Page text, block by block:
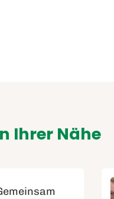
Ihrer Nähe